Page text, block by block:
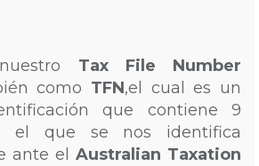
Tax File Number
como TFN,el cual es un
que contiene 9
el que se nos identifica
ante el Australian Taxation